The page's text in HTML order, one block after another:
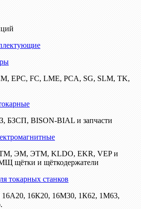
EPC, FC, LME, PCA, SG, SLM, TK,
БЗСП, BISON-BIAL и запчасти
ЭМ, ЭТМ, KLDO, EKR, VEP и
щётки и щёткодержатели
токарных станков
16А20, 16К20, 16М30, 1К62, 1М63,